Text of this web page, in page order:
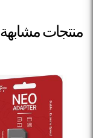
منتجات مشابهة